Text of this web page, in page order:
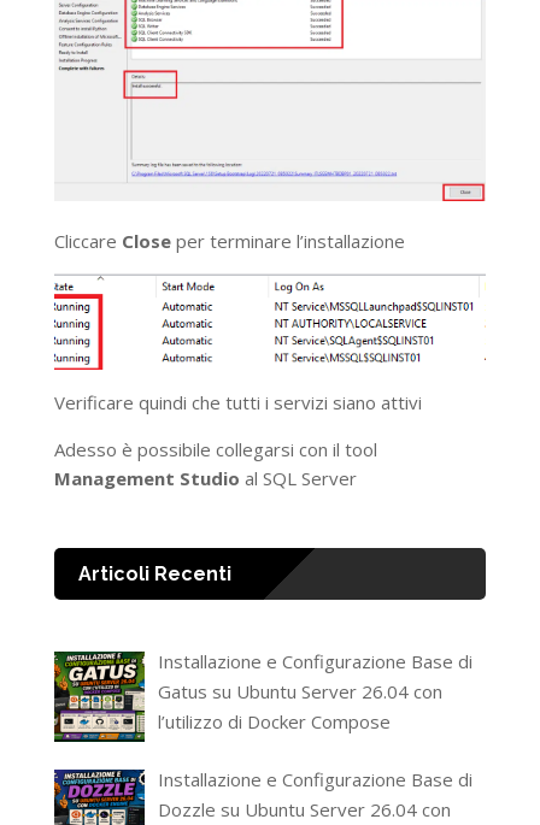
Cliccare Closeper terminare l’installazione
Verificare quindi che tutti i servizi siano attivi
Adesso è possibile collegarsi con il tool
Management Studio al SQL Server
Articoli Recenti
Installazione e Configurazione Base di
Gatus su Ubuntu Server 26.04 con
l’utilizzo di Docker Compose
Installazione e Configurazione Base di
Dozzle su Ubuntu Server 26.04 con